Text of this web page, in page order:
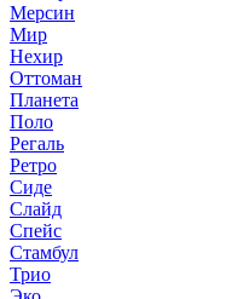
Мерсин
Мир
Нехир
Оттоман
Планета
Поло
Регаль
Ретро
Сиде
Слайд
Спейс
Стамбул
Трио